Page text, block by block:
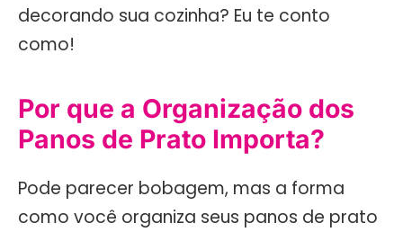
decorando sua cozinha? Eu te conto
como!
Por que a Organização dos
Panos de Prato Importa?
Pode parecer bobagem, mas a forma
como você organiza seus panos de prato